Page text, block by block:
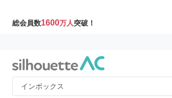
総会員数1600万人突破！